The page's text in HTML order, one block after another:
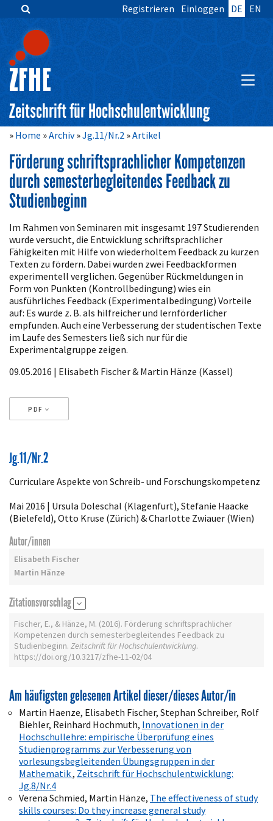
Zum
springen
Hauptnavigation
Inhalt
Sidebar
Registrieren Einloggen DE EN
Zeitschrift für Hochschulentwicklung
Home Archiv Jg.11/Nr.2 Artikel
Förderung schriftsprachlicher Kompetenzen
durch semesterbegleitendes Feedback zu
Studienbeginn
Artikelinhalt
Im Rahmen von Seminaren mit insgesamt 197 Studierenden
wurde versucht, die Entwicklung schriftsprachlicher
Fähigkeiten mit Hilfe von wiederholtem Feedback zu kurzen
Texten zu fördern. Dabei wurden zwei Feedbackformen
experimentell verglichen. Gegenüber Rückmeldungen in
Form von Punkten (Kontrollbedingung) wies ein
ausführliches Feedback (Experimentalbedingung) Vorteile
auf: Es wurde z. B. als hilfreicher und lernförderlicher
empfunden. Auch eine Verbesserung der studentischen Texte
im Laufe des Semesters ließ sich nur für die
Experimentalgruppe zeigen.
09.05.2016 | Elisabeth Fischer & Martin Hänze (Kassel)
PDF
Jg.11/Nr.2
Curriculare Aspekte von Schreib- und Forschungskompetenz
Mai 2016 | Ursula Doleschal (Klagenfurt), Stefanie Haacke
(Bielefeld), Otto Kruse (Zürich) & Charlotte Zwiauer (Wien)
Autor/innen
Elisabeth Fischer
Martin Hänze
Zitationsvorschlag
Fischer, E., & Hänze, M. (2016). Förderung schriftsprachlicher
Kompetenzen durch semesterbegleitendes Feedback zu
Studienbeginn. Zeitschrift für Hochschulentwicklung.
https://doi.org/10.3217/zfhe-11-02/04
Am häufigsten gelesenen Artikel dieser/dieses Autor/in
Martin Haenze, Elisabeth Fischer, Stephan Schreiber, Rolf
Biehler, Reinhard Hochmuth, Innovationen in der
Hochschullehre: empirische Überprüfung eines
Studienprogramms zur Verbesserung von
vorlesungsbegleitenden Übungsgruppen in der
Mathematik, Zeitschrift für Hochschulentwicklung:
Jg.8/Nr.4
Verena Schmied, Martin Hänze, The effectiveness of study
skills courses: Do they increase general study